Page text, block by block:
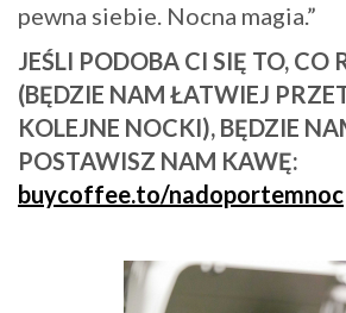
pewna siebie. Nocna magia.”
JEŚLI PODOBA CI SIĘ TO, CO
(BĘDZIE NAM ŁATWIEJ
KOLEJNE NOCKI), BĘDZIE
POSTAWISZ NAM KAWĘ:
buycoffee.to/nadoportemnoc